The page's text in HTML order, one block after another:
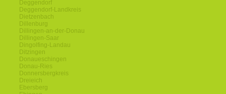
Deggendorf
Deggendorf-Landkreis
Dietzenbach
Dillenburg
Dillingen-an-der-Donau
Dillingen-Saar
Dingolfing-Landau
Ditzingen
Donaueschingen
Donau-Ries
Donnersbergkreis
Dreieich
Ebersberg